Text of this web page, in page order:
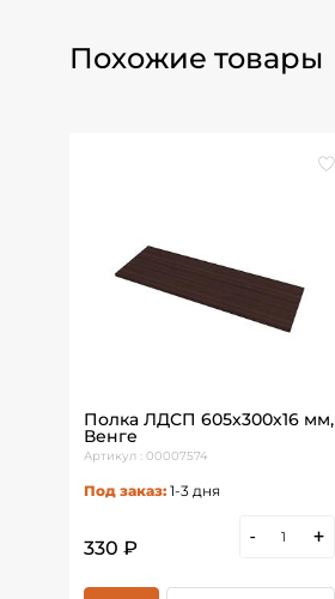
Похожие товары
Полка ЛДСП 605х300х16 мм,
Венге
Артикул : 00007574
Под заказ: 1-3 дня
330 ₽
- +